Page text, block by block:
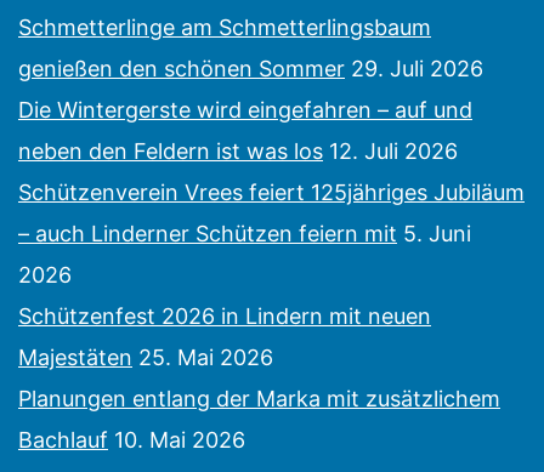
Schmetterlinge am Schmetterlingsbaum
genießen den schönen Sommer 29. Juli 2026
Die Wintergerste wird eingefahren – auf und
neben den Feldern ist was los 12. Juli 2026
Schützenverein Vrees feiert 125jähriges Jubiläum
– auch Linderner Schützen feiern mit 5. Juni
2026
Schützenfest 2026 in Lindern mit neuen
Majestäten 25. Mai 2026
Planungen entlang der Marka mit zusätzlichem
Bachlauf 10. Mai 2026